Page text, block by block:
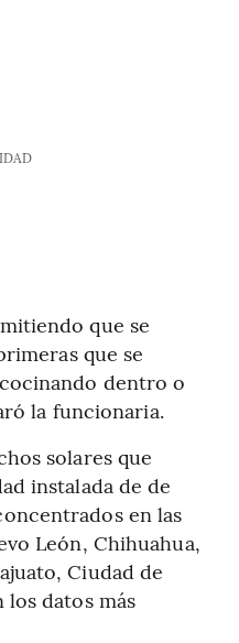
que se
que se
dentro o
la funcionaria.
solares que
instalada de de
en las
León, Chihuahua,
Ciudad de
los datos más